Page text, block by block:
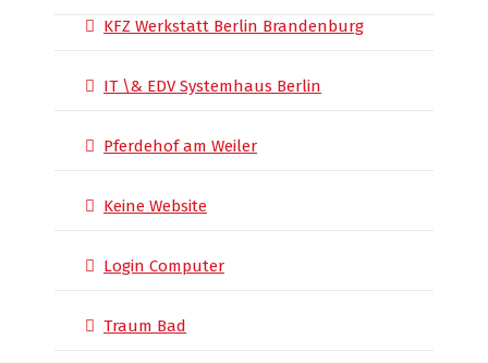
KFZ Werkstatt Berlin Brandenburg
IT \& EDV Systemhaus Berlin
Pferdehof am Weiler
Keine Website
Login Computer
Traum Bad